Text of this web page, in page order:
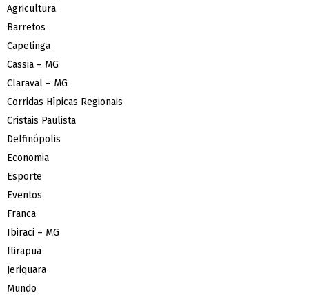
Agricultura
Barretos
Capetinga
Cassia – MG
Claraval – MG
Corridas Hípicas Regionais
Cristais Paulista
Delfinópolis
Economia
Esporte
Eventos
Franca
Ibiraci – MG
Itirapuã
Jeriquara
Mundo